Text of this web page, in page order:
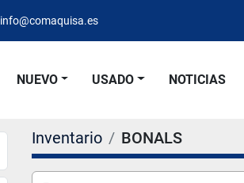
info@comaquisa.es
NUEVO USADO NOTICIAS
Inventario BONALS